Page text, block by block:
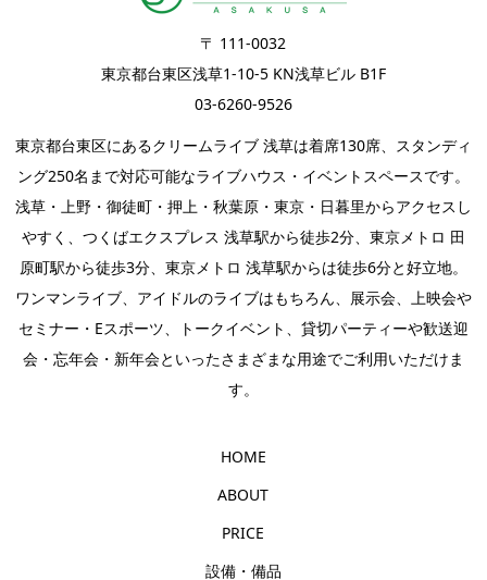
〒 111-0032
東京都台東区浅草1-10-5 KN浅草ビル B1F
03-6260-9526
東京都台東区にあるクリームライブ 浅草は着席130席、スタンディ
ング250名まで対応可能なライブハウス・イベントスペースです。
浅草・上野・御徒町・押上・秋葉原・東京・日暮里からアクセスし
やすく、つくばエクスプレス 浅草駅から徒歩2分、東京メトロ 田
原町駅から徒歩3分、東京メトロ 浅草駅からは徒歩6分と好立地。
ワンマンライブ、 アイドルのライブはもちろん、 展示会、上映会や
セミナー・ Eスポーツ トークイベント 貸切パーティーや歓送迎
会・忘年会・新年会といったさまざまな用途でご利用いただけま
す。
HOME
ABOUT
PRICE
設備・備品